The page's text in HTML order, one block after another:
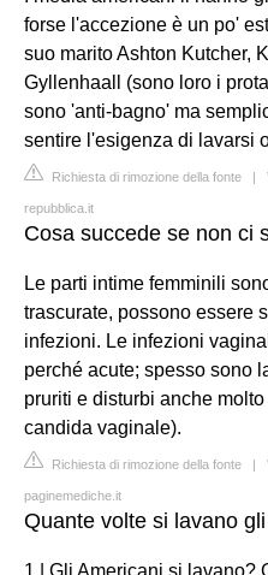
forse l'accezione è un po'
suo marito Ashton Kutcher,
Gyllenhaall (sono loro i
sono 'anti-bagno' ma
sentire l'esigenza di lavarsi
Richiesta di rimozione della fonte |
repubblica.it
Cosa succede se non ci
Le parti intime femminili
trascurate, possono essere
infezioni. Le infezioni
perché acute; spesso sono
pruriti e disturbi anche
candida vaginale).
Richiesta di rimozione della fonte |
paginemediche.it
Quante volte si lavano
1 | Gli Americani si lavano?